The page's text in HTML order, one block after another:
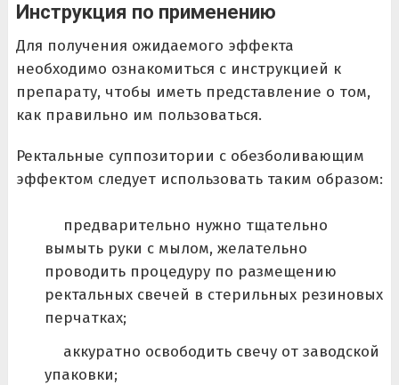
Инструкция по применению
Для получения ожидаемого эффекта
необходимо ознакомиться с инструкцией к
препарату, чтобы иметь представление о том,
как правильно им пользоваться.
Ректальные суппозитории с обезболивающим
эффектом следует использовать таким образом:
предварительно нужно тщательно
вымыть руки с мылом, желательно
проводить процедуру по размещению
ректальных свечей в стерильных резиновых
перчатках;
аккуратно освободить свечу от заводской
упаковки;